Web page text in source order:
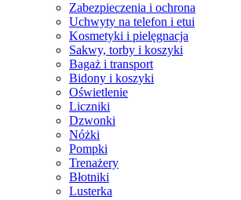
Zabezpieczenia i ochrona
Uchwyty na telefon i etui
Kosmetyki i pielęgnacja
Sakwy, torby i koszyki
Bagaż i transport
Bidony i koszyki
Oświetlenie
Liczniki
Dzwonki
Nóżki
Pompki
Trenażery
Błotniki
Lusterka